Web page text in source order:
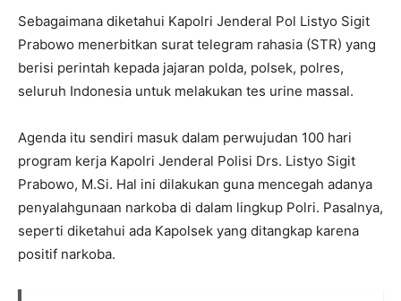
Sebagaimana diketahui Kapolri Jenderal Pol Listyo Sigit
Prabowo menerbitkan surat telegram rahasia (STR) yang
berisi perintah kepada jajaran polda, polsek, polres,
seluruh Indonesia untuk melakukan tes urine massal.
Agenda itu sendiri masuk dalam perwujudan 100 hari
program kerja Kapolri Jenderal Polisi Drs. Listyo Sigit
Prabowo, M.Si. Hal ini dilakukan guna mencegah adanya
penyalahgunaan narkoba di dalam lingkup Polri. Pasalnya,
seperti diketahui ada Kapolsek yang ditangkap karena
positif narkoba.